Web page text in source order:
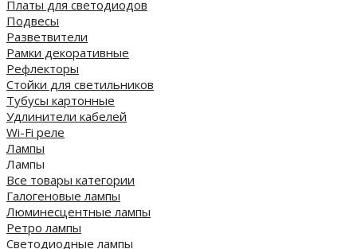
Платы для светодиодов
Подвесы
Разветвители
Рамки декоративные
Рефлекторы
Стойки для светильников
Тубусы картонные
Удлинители кабелей
Wi-Fi реле
Лампы
Лампы
Все товары категории
Галогеновые лампы
Люминесцентные лампы
Ретро лампы
Светодиодные лампы